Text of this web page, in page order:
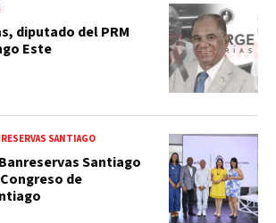
diputado del PRM
Este
SANTIAGO
Santiago
de